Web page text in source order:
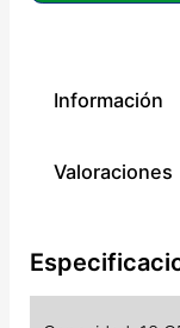
Información
Valoraciones